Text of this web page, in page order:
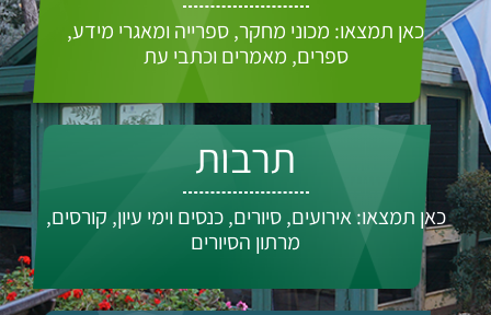
כאן תמצאו: מכוני מחקר, ספרייה ומאגרי מידע,
ספרים, מאמרים וכתבי עת
תרבות
כאן תמצאו: אירועים, סיורים, כנסים וימי עיון, קורסים,
מרתון הסיורים